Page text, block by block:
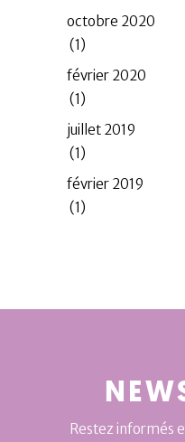
octobre 2020
(1)
février 2020
(1)
juillet 2019
(1)
février 2019
(1)
Restez informés